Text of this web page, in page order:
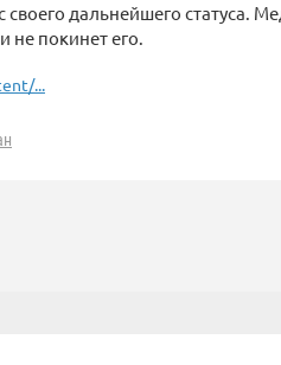
дальнейшего статуса.
не покинет его.
...